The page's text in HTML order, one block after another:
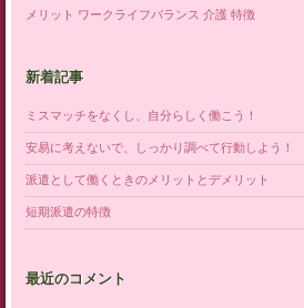
メリット ワークライフバランス 介護 特徴
新着記事
ミスマッチをなくし、自分らしく働こう！
安易に考えないで、しっかり調べて行動しよう！
派遣として働くときのメリットとデメリット
短期派遣の特徴
最近のコメント